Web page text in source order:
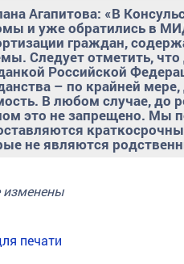
Агапитова: «В
и уже обратились в
граждан,
Следует отметить,
Российской
– по крайней
В любом случае, до
это не запрещено. Мы
не являются
печати